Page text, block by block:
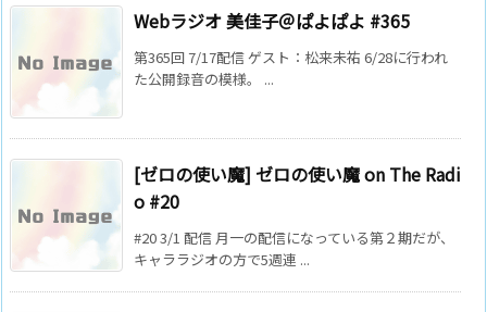
Webラジオ 美佳子＠ぱよぱよ #365
第365回 7/17配信 ゲスト：松来未祐 6/28に行われ
た公開録音の模様。 ...
[ゼロの使い魔] ゼロの使い魔 on The Radi
o #20
#20 3/1 配信 月一の配信になっている第２期だが、
キャララジオの方で5週連 ...